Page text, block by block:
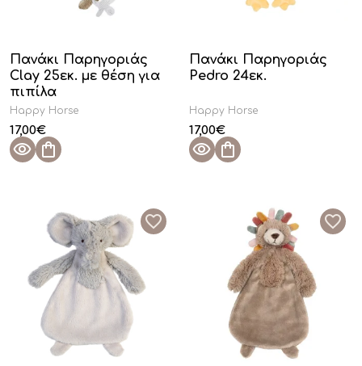
Πανάκι Παρηγοριάς
Clay 25εκ. με θέση για
πιπίλα
Happy Horse
17,00€
Πανάκι Παρηγοριάς
Pedro 24εκ.
Happy Horse
17,00€